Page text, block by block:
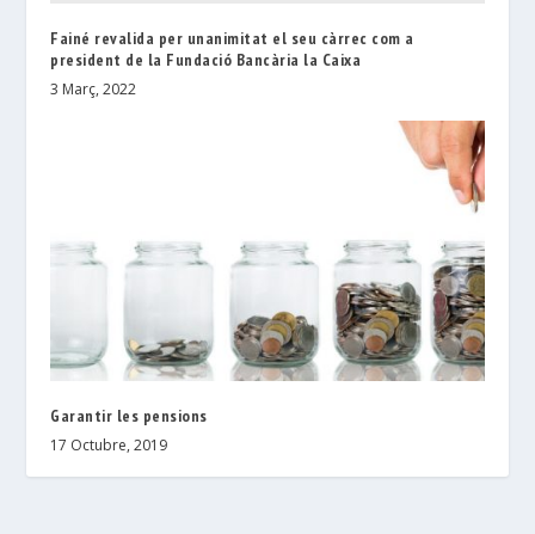
Fainé revalida per unanimitat el seu càrrec com a
president de la Fundació Bancària la Caixa
3 Març, 2022
Garantir les pensions
17 Octubre, 2019